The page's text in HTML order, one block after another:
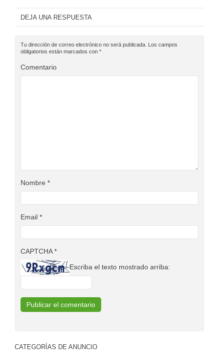
DEJA UNA RESPUESTA
Tu dirección de correo electrónico no será publicada. Los campos
obligatorios están marcados con *
Comentario
Nombre *
Email *
CAPTCHA*
Escriba el texto mostrado arriba:
CATEGORÍAS DE ANUNCIO